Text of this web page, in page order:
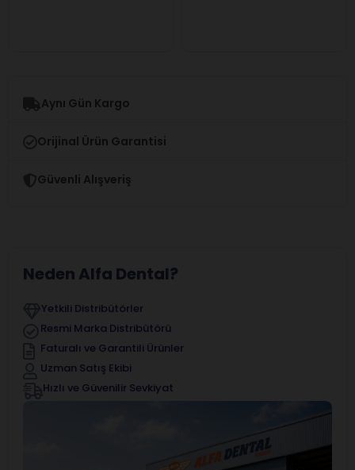
Aynı Gün Kargo
Orijinal Ürün Garantisi
Güvenli Alışveriş
Neden Alfa Dental?
Yetkili Distribütörler
Resmi Marka Distribütörü
Faturalı ve Garantili Ürünler
Uzman Satış Ekibi
Hızlı ve Güvenilir Sevkiyat